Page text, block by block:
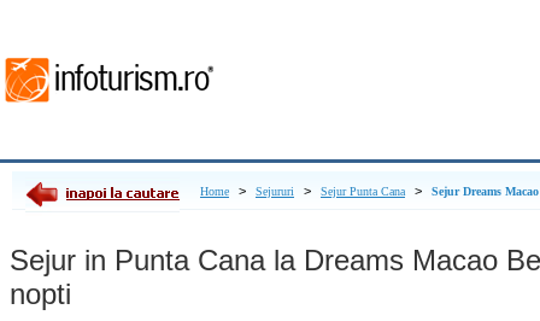
Home > Sejururi > Sejur Punta Cana > Sejur Dreams
Sejur in Punta Cana la Dreams Macao
nopti